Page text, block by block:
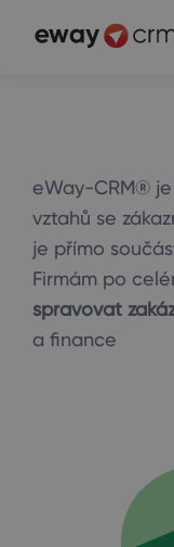
eWay-CRM® je
vztahů se
je přímo
Firmám po
spravovat
a finance